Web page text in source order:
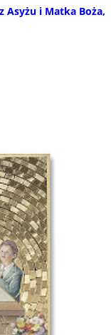
Asyżu i Matka Boża,